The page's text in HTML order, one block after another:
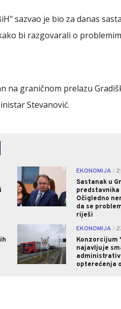
sazvao je bio za danas
bi razgovarali o
na graničnom prelazu
Stevanović.
0 EKONOMIJA
Sastanak u
predstavnika
Očigledno
da se
riješi
0 EKONOMIJA
Konzorcijum
najavljuje
opterećenja